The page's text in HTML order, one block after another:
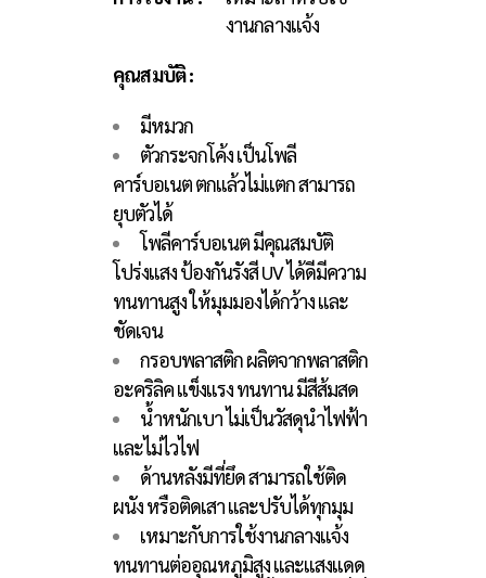
งานกลางแจ้ง
คุณสมบัติ :
มีหมวก
ตัวกระจกโค้ง เป็นโพลี
คาร์บอเนต ตกแล้วไม่แตก สามารถ
ยุบตัวได้
โพลีคาร์บอเนต มีคุณสมบัติ
โปร่งแสง ป้องกันรังสี UV ได้ดีมีความ
ทนทานสูงให้มุมมองได้กว้าง และ
ชัดเจน
กรอบพลาสติก ผลิตจากพลาสติก
อะคริลิค แข็งแรง ทนทาน มีสีส้มสด
น้ำหนักเบา ไม่เป็นวัสดุนำไฟฟ้า
และไม่ไวไฟ
ด้านหลังมีที่ยึด สามารถใช้ติด
ผนัง หรือติดเสา และปรับได้ทุกมุม
เหมาะกับการใช้งานกลางแจ้ง
ทนทานต่ออุณหภูมิสูง และแสงแดด